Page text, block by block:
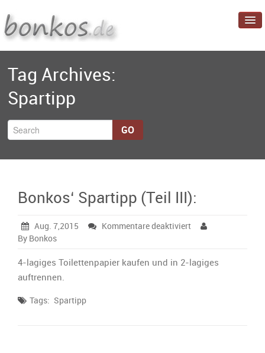
Startseite
Blog
Projekte
Über mich
Tag Archives:
Spartipp
GO
Bonkos‘ Spartipp (Teil III):
Aug. 7,2015 Kommentare deaktiviertfür
(Teil
By Bonkos
4-lagiges Toilettenpapier kaufen und in 2-lagiges
auftrennen.
Tags: Spartipp